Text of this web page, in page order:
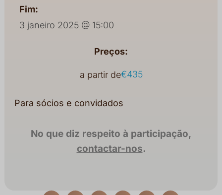
Fim:
3 janeiro 2025 @ 15:00
Preços:
a partir de€435
Para sócios e convidados
No que diz respeito à participação,
contactar-nos.